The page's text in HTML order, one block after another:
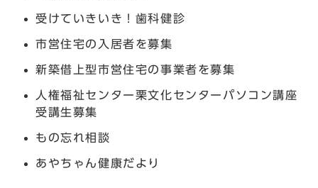
受けていきいき！歯科健診
市営住宅の入居者を募集
新築借上型市営住宅の事業者を募集
人権福祉センター栗文化センターパソコン講座
受講生募集
もの忘れ相談
あやちゃん健康だより